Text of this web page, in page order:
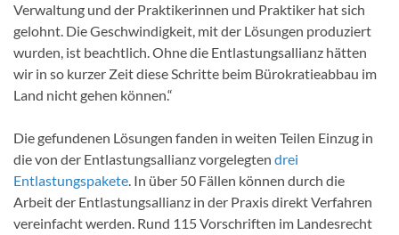
Verwaltung und der Praktikerinnen und Praktiker hat sich
gelohnt. Die Geschwindigkeit, mit der Lösungen produziert
wurden, ist beachtlich. Ohne die Entlastungsallianz hätten
wir in so kurzer Zeit diese Schritte beim Bürokratieabbau im
Land nicht gehen können.“
Die gefundenen Lösungen fanden in weiten Teilen Einzug in
die von der Entlastungsallianz vorgelegten drei
Entlastungspakete. In über 50 Fällen können durch die
Arbeit der Entlastungsallianz in der Praxis direkt Verfahren
vereinfacht werden. Rund 115 Vorschriften im Landesrecht